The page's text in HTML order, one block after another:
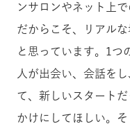
ンサロンやネット上
だからこそ、リアル
と思っています。1つ
人が出会い、会話を
て、新しいスタート
かけにしてほしい。